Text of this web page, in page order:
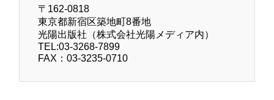
〒162-0818
東京都新宿区築地町8番地
光陽出版社（株式会社光陽メディア内）
TEL:03-3268-7899
FAX：03-3235-0710